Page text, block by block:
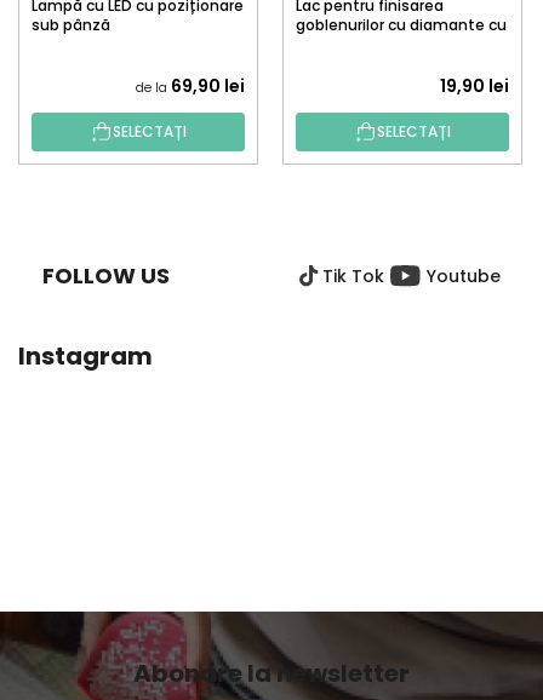
Lampă cu LED cu poziționare
sub pânză
de la 69,90 lei
SELECTAȚI
Lac pentru finisarea
goblenurilor cu diamante cu
19,90 lei
SELECTAȚI
FOLLOW US Tik Tok Youtube
Instagram
Abonare la newsletter